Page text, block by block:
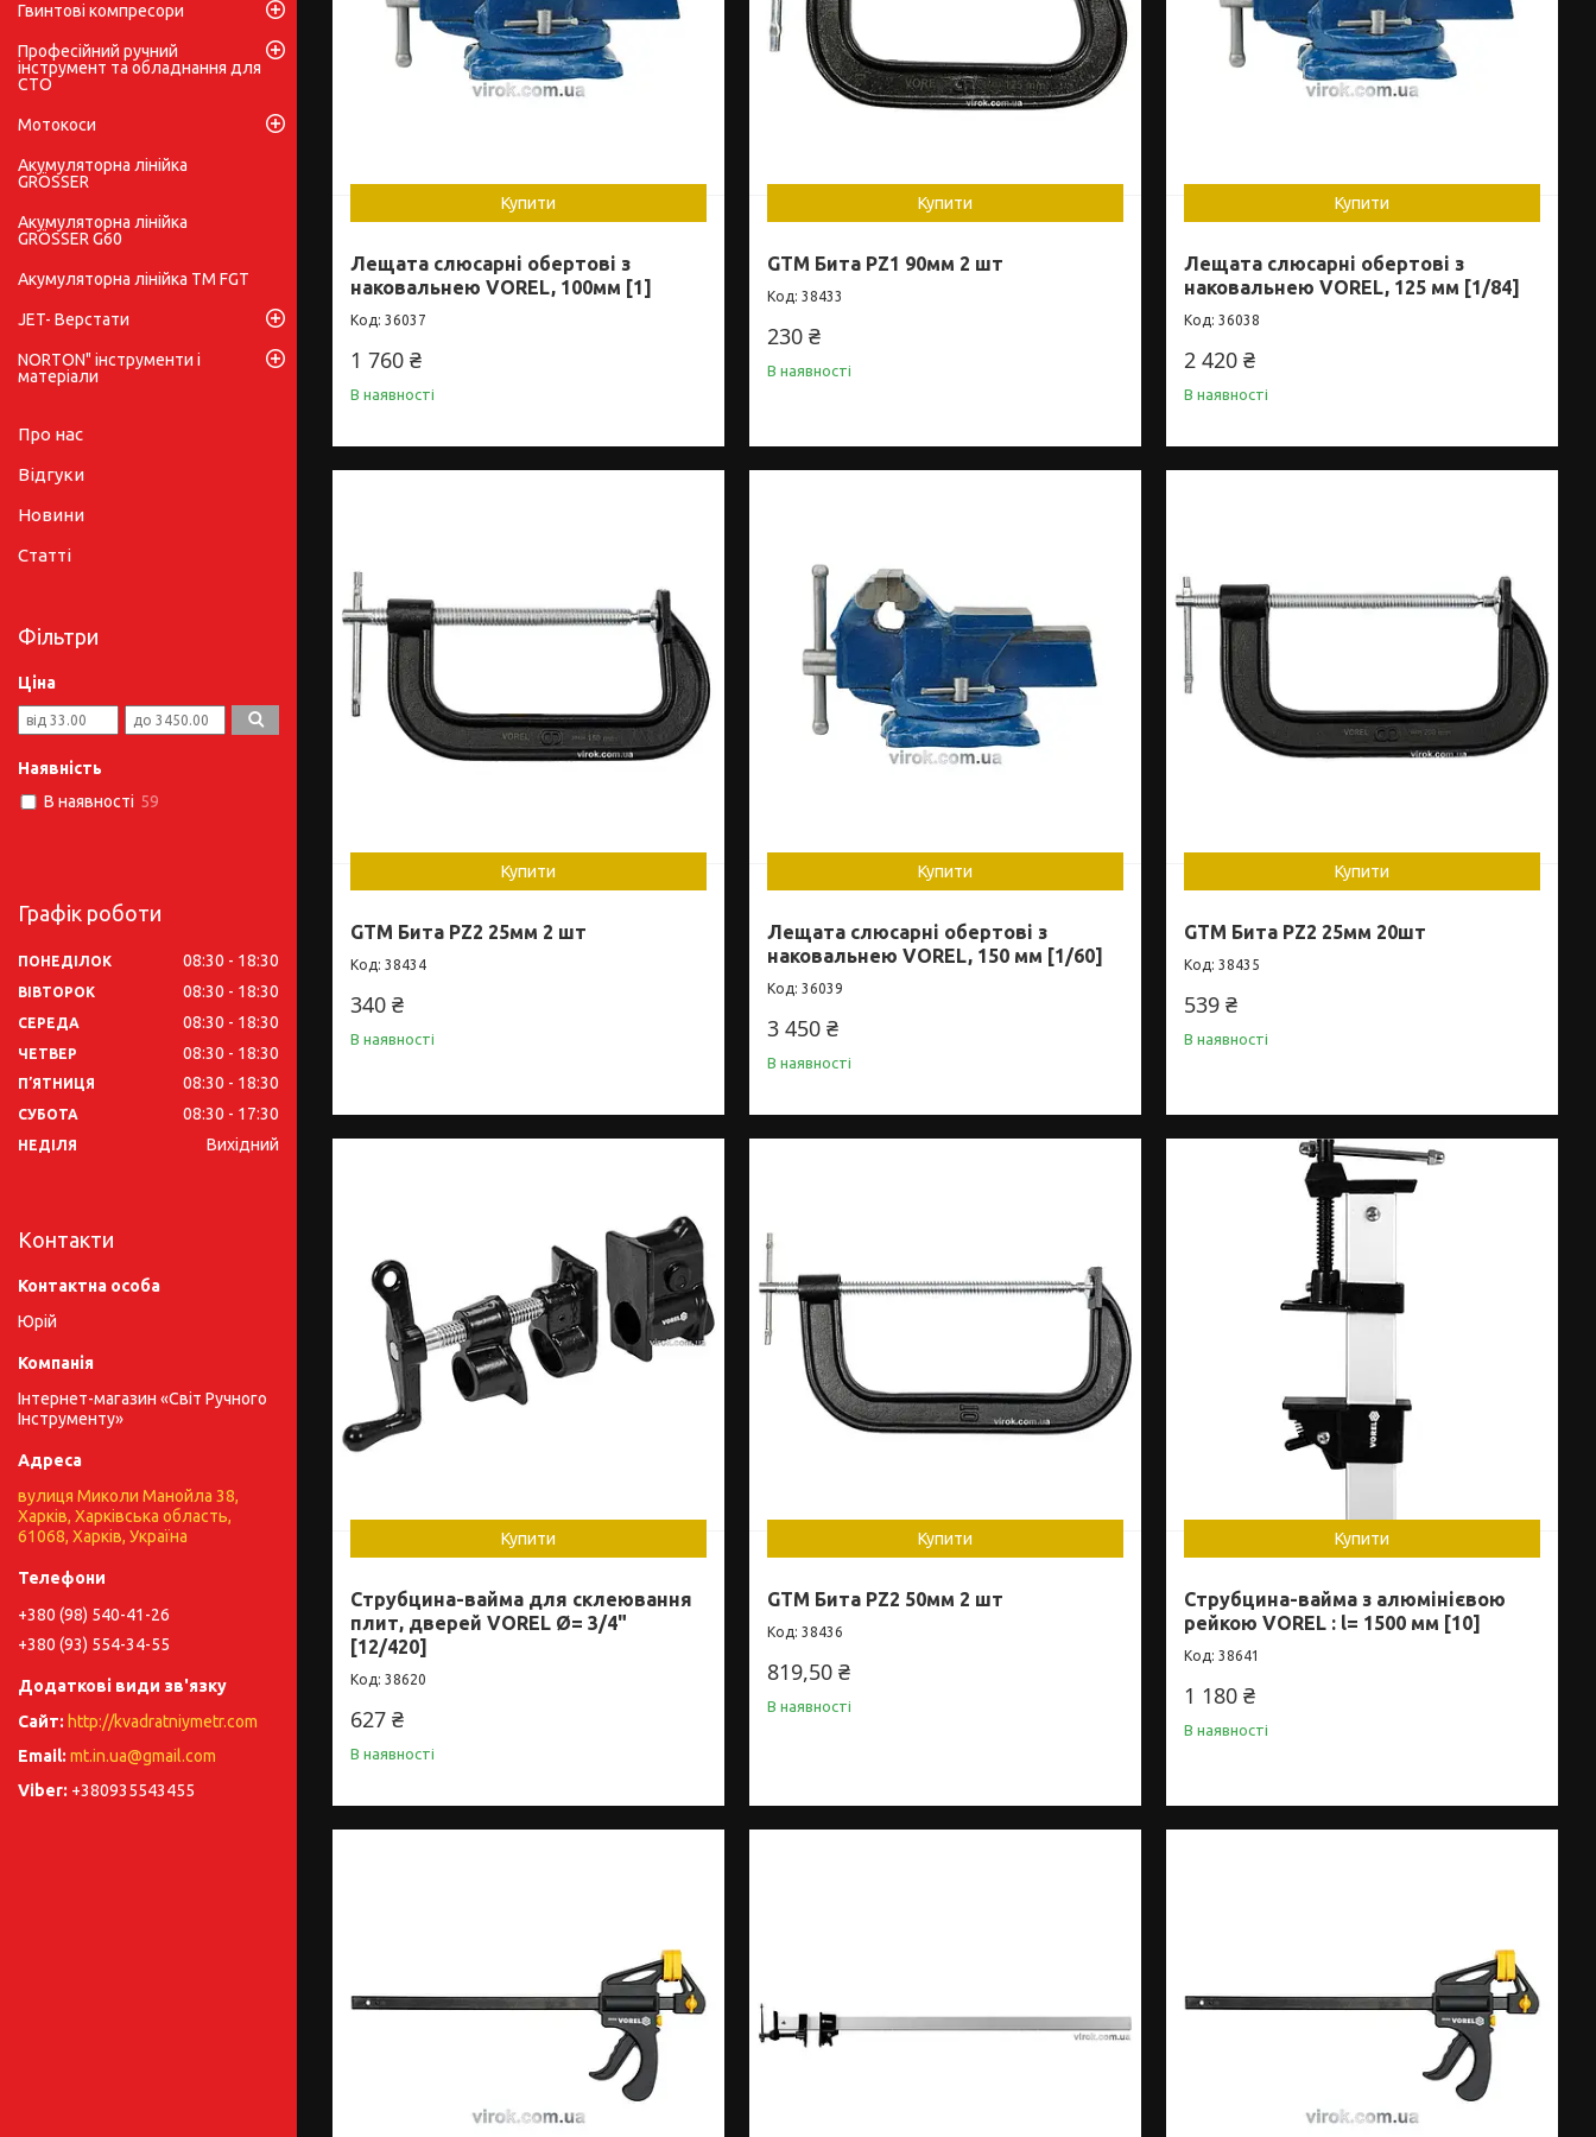
Купити
Лещата слюсарні обертові з
наковальнею VOREL, 100мм [1]
36037
1 760 ₴
В наявності
Купити
GTM Бита PZ1 90мм 2 шт
38433
230 ₴
В наявності
Купити
Лещата слюсарні обертові з
наковальнею VOREL, 125 мм [1/84]
36038
2 420 ₴
В наявності
Купити
GTM Бита PZ2 25мм 2 шт
38434
340 ₴
В наявності
Купити
Лещата слюсарні обертові з
наковальнею VOREL, 150 мм [1/60]
36039
3 450 ₴
В наявності
Купити
GTM Бита PZ2 25мм 20шт
38435
539 ₴
В наявності
Купити
Струбцина-вайма для склеювання
плит, дверей VOREL Ø= 3/4"
[12/420]
38620
627 ₴
В наявності
Купити
GTM Бита PZ2 50мм 2 шт
38436
819,50 ₴
В наявності
Купити
Струбцина-вайма з алюмінієвою
рейкою VOREL : l= 1500 мм [10]
38641
1 180 ₴
В наявності
Гвинтові компресори
Професійний ручний
інструмент та обладнання для
СТО
Мотокоси
Акумуляторна лінійка
GRÖSSER
Акумуляторна лінійка
GRÖSSER G60
Акумуляторна лінійка ТМ FGT
JET- Верстати
NORTON" інструменти і
матеріали
Про нас
Відгуки
Новини
Статті
Фільтри
Ціна
Наявність
В наявності 59
Графік роботи
ПОНЕДІЛОК 08:30 18:30
ВІВТОРОК 08:30 18:30
СЕРЕДА 08:30 18:30
ЧЕТВЕР 08:30 18:30
ПʼЯТНИЦЯ 08:30 18:30
СУБОТА 08:30 17:30
НЕДІЛЯ Вихідний
Контакти
Юрій
Інтернет-магазин «Світ Ручного
Інструменту»
вулиця Миколи Манойла 38,
Харків, Харківська область,
61068, Харків, Україна
+380 (98) 540-41-26
+380 (93) 554-34-55
http://kvadratniymetr.com
mt.in.ua@gmail.com
+380935543455